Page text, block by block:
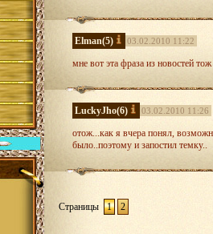
Elman(5) 03.02.2010 11:22
мне вот эта фраза из новостей
LuckyJho(6) 03.02.2010 11:26
отож...как я вчера понял,
было..поэтому и запостил темку..
Страницы 1 2